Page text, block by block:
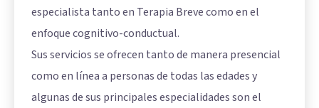
especialista tanto en Terapia Breve como en el
enfoque cognitivo-conductual.
Sus servicios se ofrecen tanto de manera presencial
como en línea a personas de todas las edades y
algunas de sus principales especialidades son el